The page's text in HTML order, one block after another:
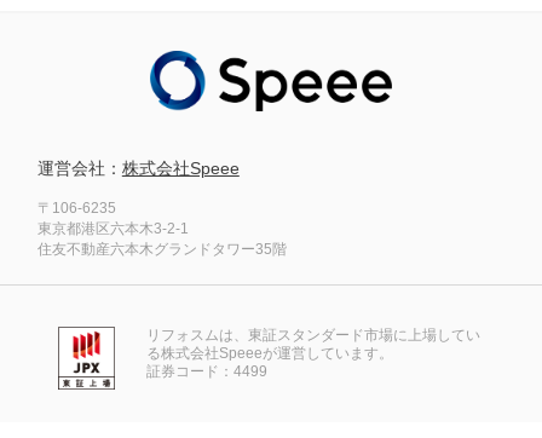
運営会社： 株式会社Speee
〒106-6235
東京都港区六本木3-2-1
住友不動産六本木グランドタワー35階
リフォスムは、東証スタンダード市場に上場してい
る株式会社Speeeが運営しています。
証券コード：4499